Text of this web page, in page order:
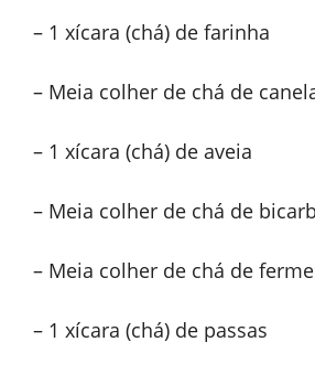
– 1 xícara (chá) de farinha
– Meia colher de chá de
– 1 xícara (chá) de aveia
– Meia colher de chá de
– Meia colher de chá de
– 1 xícara (chá) de passas